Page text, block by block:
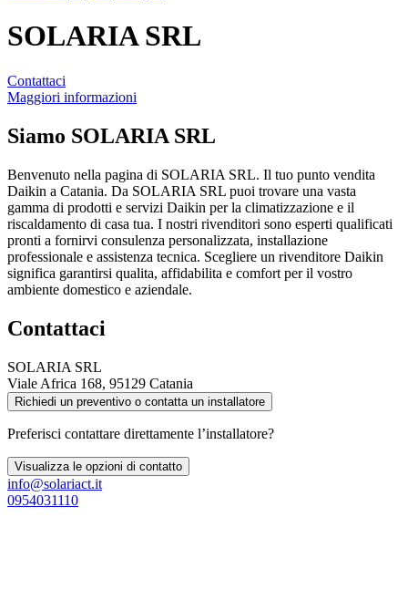
SOLARIA SRL
Contattaci
Maggiori informazioni
Siamo SOLARIA SRL
Benvenuto nella pagina di SOLARIA SRL. Il tuo punto vendita
Daikin a Catania. Da SOLARIA SRL puoi trovare una vasta
gamma di prodotti e servizi Daikin per la climatizzazione e il
riscaldamento di casa tua. I nostri rivenditori sono esperti qualificati
pronti a fornirvi consulenza personalizzata, installazione
professionale e assistenza tecnica. Scegliere un rivenditore Daikin
significa garantirsi qualita, affidabilita e comfort per il vostro
ambiente domestico e aziendale.
Contattaci
SOLARIA SRL
Viale Africa 168, 95129 Catania
Richiedi un preventivo o contatta un installatore
Preferisci contattare direttamente l’installatore?
Visualizza le opzioni di contatto
info@solariact.it
0954031110